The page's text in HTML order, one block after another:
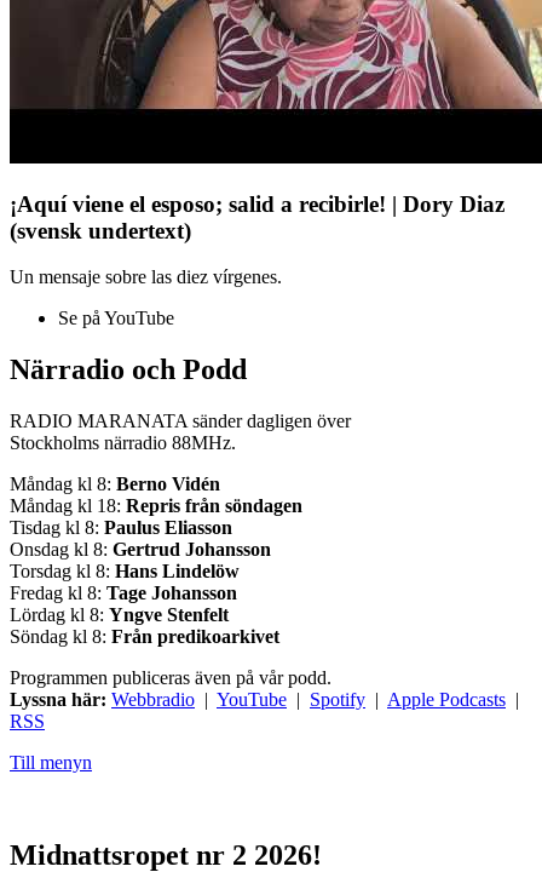
¡Aquí viene el esposo; salid a recibirle! | Dory Diaz
(svensk undertext)
Un mensaje sobre las diez vírgenes.
Se på YouTube
Närradio och Podd
RADIO MARANATA sänder dagligen över
Stockholms närradio 88MHz.
Måndag kl 8: Berno Vidén
Måndag kl 18: Repris från söndagen
Tisdag kl 8: Paulus Eliasson
Onsdag kl 8: Gertrud Johansson
Torsdag kl 8: Hans Lindelöw
Fredag kl 8: Tage Johansson
Lördag kl 8: Yngve Stenfelt
Söndag kl 8: Från predikoarkivet
Programmen publiceras även på vår podd.
Lyssna här: Webbradio | YouTube | Spotify | Apple Podcasts |
RSS
Till menyn
Midnattsropet nr 2 2026!